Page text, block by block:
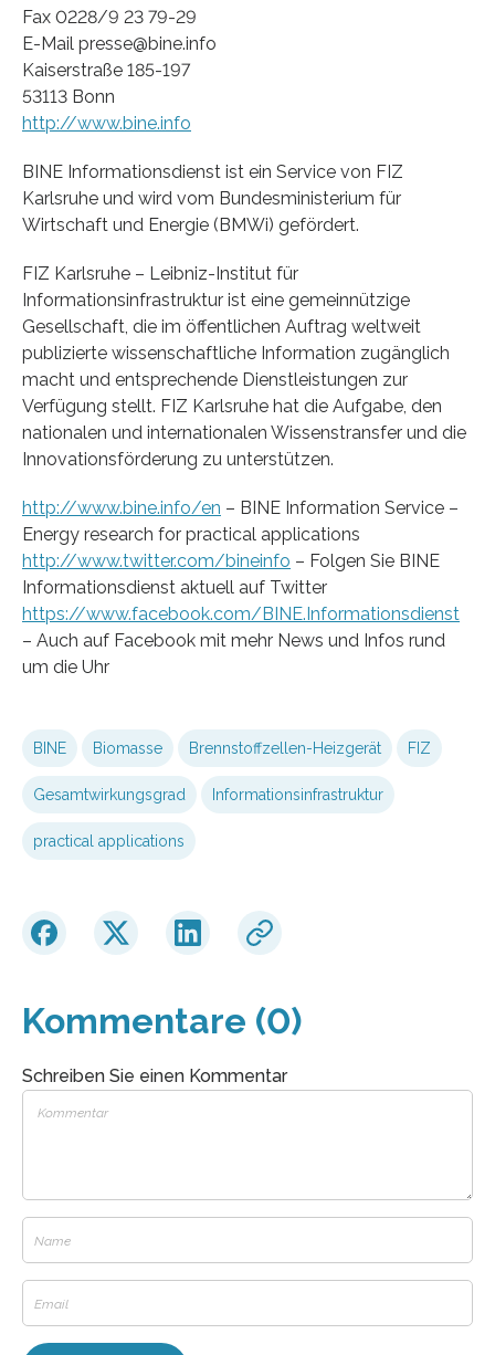
Fax 0228/9 23 79-29
E-Mail presse@bine.info
Kaiserstraße 185-197
53113 Bonn
http://www.bine.info
BINE Informationsdienst ist ein Service von FIZ
Karlsruhe und wird vom Bundesministerium für
Wirtschaft und Energie (BMWi) gefördert.
FIZ Karlsruhe – Leibniz-Institut für
Informationsinfrastruktur ist eine gemeinnützige
Gesellschaft, die im öffentlichen Auftrag weltweit
publizierte wissenschaftliche Information zugänglich
macht und entsprechende Dienstleistungen zur
Verfügung stellt. FIZ Karlsruhe hat die Aufgabe, den
nationalen und internationalen Wissenstransfer und die
Innovationsförderung zu unterstützen.
http://www.bine.info/en – BINE Information Service –
Energy research for practical applications
http://www.twitter.com/bineinfo – Folgen Sie BINE
Informationsdienst aktuell auf Twitter
https://www.facebook.com/BINE.Informationsdienst
– Auch auf Facebook mit mehr News und Infos rund
um die Uhr
BINE Biomasse Brennstoffzellen-Heizgerät FIZ
Gesamtwirkungsgrad Informationsinfrastruktur
practical applications
Kommentare (0)
Schreiben Sie einen Kommentar